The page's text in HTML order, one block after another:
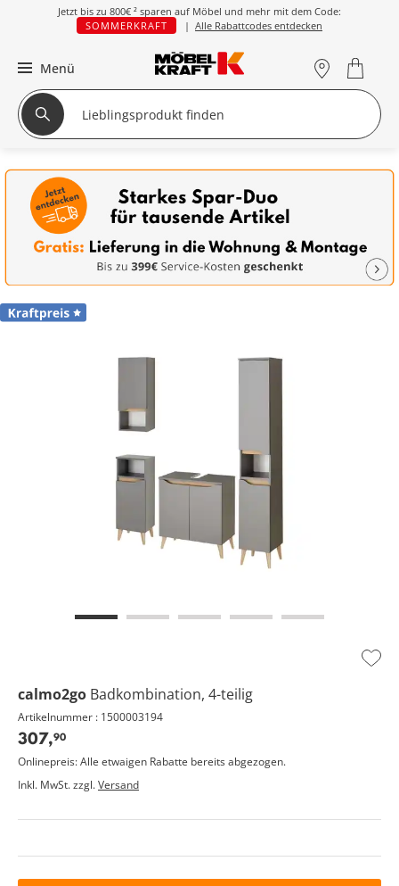
Jetzt bis zu 800€ ² sparen auf Möbel und mehr mit dem Code:
SOMMERKRAFT
| Alle Rabattcodes entdecken
Menü
Zur
calmo2go Badkombination, 4-teilig
Artikelnummer : 1500003194
307,90
Onlinepreis: Alle etwaigen Rabatte bereits abgezogen.
Inkl. MwSt. zzgl.Versand